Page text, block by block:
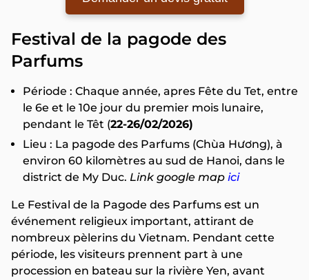
Festival de la pagode des
Parfums
Période : Chaque année, apres Fête du Tet, entre
le 6e et le 10e jour du premier mois lunaire,
pendant le Têt (22-26/02/2026)
Lieu : La pagode des Parfums (Chùa Hương), à
environ 60 kilomètres au sud de Hanoi, dans le
district de My Duc. Link google map ici
Le Festival de la Pagode des Parfums est un
événement religieux important, attirant de
nombreux pèlerins du Vietnam. Pendant cette
période, les visiteurs prennent part à une
procession en bateau sur la rivière Yen, avant